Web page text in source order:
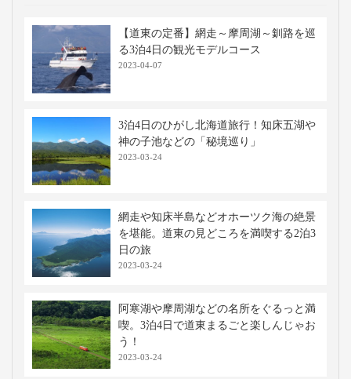
【道東の定番】網走～摩周湖～釧路を巡
る3泊4日の観光モデルコース
2023-04-07
3泊4日のひがし北海道旅行！知床五湖や
神の子池などの「秘境巡り」
2023-03-24
網走や知床半島などオホーツク海の絶景
を堪能。道東の見どころを満喫する2泊3
日の旅
2023-03-24
阿寒湖や摩周湖などの名所をぐるっと満
喫。3泊4日で道東まるごと楽しんじゃお
う！
2023-03-24